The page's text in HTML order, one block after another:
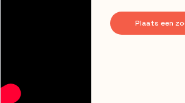
Plaats een